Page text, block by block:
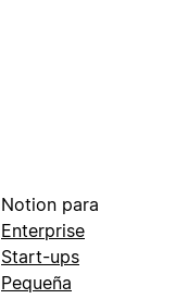
Notion para
Enterprise
Start-ups
Pequeña